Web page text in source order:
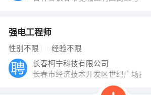
强电工程师
性别不限 经验不限
长春柯宁科技有限公司
长春市经济技术开发区世纪广场民